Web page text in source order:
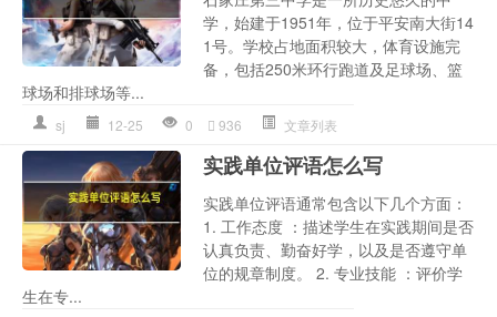
学，始建于1951年，位于平安南大街14
1号。学校占地面积较大，体育设施完
备，包括250米环行跑道及足球场、篮
球场和排球场等...
sj 12-25 0 936 文章列表
实践单位评语怎么写
实践单位评语通常包含以下几个方面：
1. 工作态度 ：描述学生在实践期间是否
认真负责、勤奋好学，以及是否遵守单
位的规章制度。 2. 专业技能 ：评价学
生在专...